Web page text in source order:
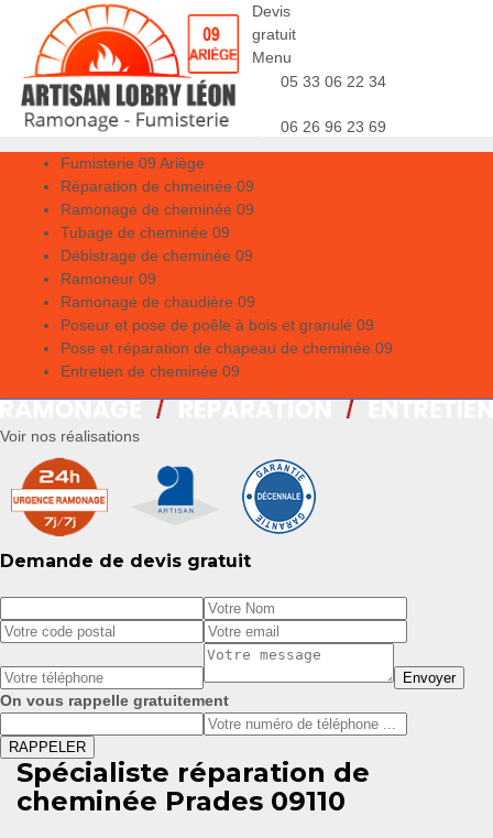
Devis
gratuit
Menu
05 33 06 22 34
06 26 96 23 69
Fumisterie 09 Ariège
Réparation de chmeinée 09
Ramonage de cheminée 09
Tubage de cheminée 09
Débistrage de cheminée 09
Ramoneur 09
Ramonage de chaudière 09
Poseur et pose de poêle à bois et granulé 09
Pose et réparation de chapeau de cheminée 09
Entretien de cheminée 09
Voir nos réalisations
Demande de devis gratuit
On vous rappelle gratuitement
Spécialiste réparation de
cheminée Prades 09110